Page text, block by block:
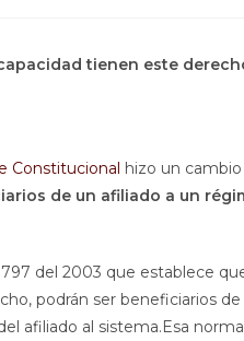
tienen este
Constitucional hizo un
de un afiliado a un
del 2003 que establece
podrán ser beneficiarios de
afiliado al sistema.Esa